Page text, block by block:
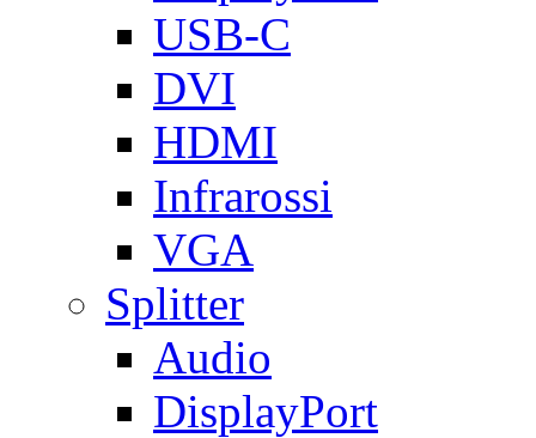
USB-C
DVI
HDMI
Infrarossi
VGA
Splitter
Audio
DisplayPort